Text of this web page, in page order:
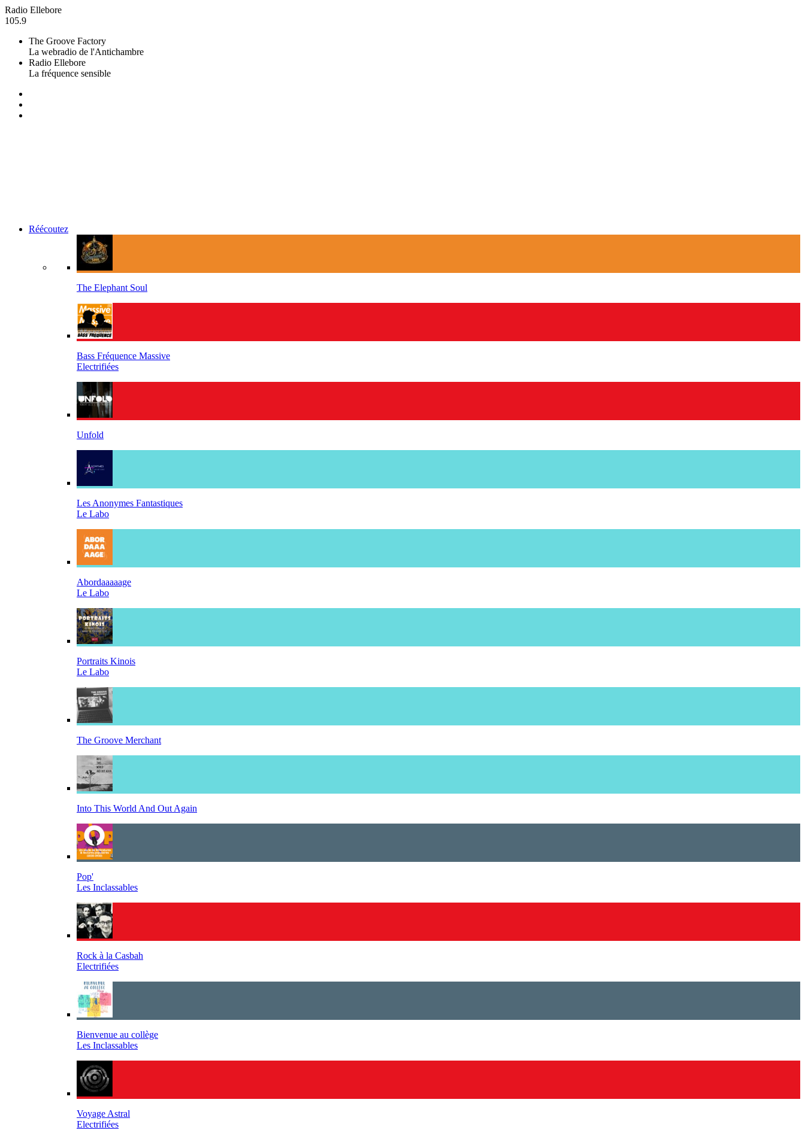
Radio Ellebore
105.9
The Groove Factory
La webradio de l'Antichambre
Radio Ellebore
La fréquence sensible
Réécoutez
The Elephant Soul
Bass Fréquence Massive
Electrifiées
Unfold
Les Anonymes Fantastiques
Le Labo
Abordaaaaage
Le Labo
Portraits Kinois
Le Labo
The Groove Merchant
Into This World And Out Again
Pop'
Les Inclassables
Rock à la Casbah
Electrifiées
Bienvenue au collège
Les Inclassables
Voyage Astral
Electrifiées